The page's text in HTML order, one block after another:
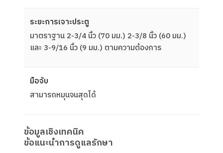
ระยะการเจาะประตู
มาตราฐาน 2-3/4 นิ้ว (70 มม.) 2-3/8 นิ้ว (60 มม.)
และ 3-9/16 นิ้ว (9 มม.) ตามความต้องการ
มือจับ
สามารถหมุนจนสุดได้
ข้อมูลเชิงเทคนิค
ข้อแนะนำการดูแลรักษา